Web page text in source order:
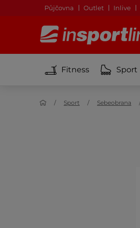
Půjčovna Outlet Inlive
Fitness Sport
Sport Sebeobrana